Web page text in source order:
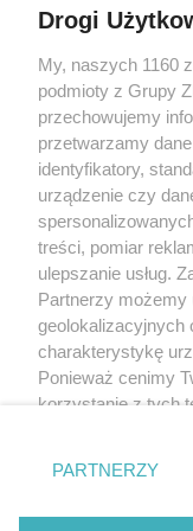
Żaden utwór
rozpowszechniany lub
tym także elektroniczny
eksploatacji w
Internecie bez pisemnej
wykorzystanie utworów
bez właściwej zgody,
prawnie.
Drogi
My, naszych 1160
podmioty z Grupy
przechowujemy
przetwarzamy
identyfikatory,
urządzenie czy
treści, pomiar
ulepszanie usług.
Partnerzy możemy
geolokalizacyjnych
charakterystykę
Ponieważ cenimy
korzystanie z tych
zmienić/wycofać
znajdujący się w
rodzaje
PARTNERZY